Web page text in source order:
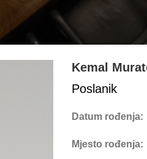
Kemal
Poslanik
Datum rođenja:
Mjesto rođenja: